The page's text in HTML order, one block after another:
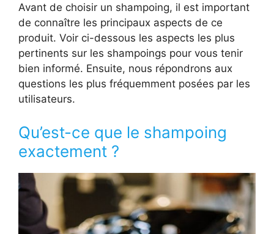
Avant de choisir un shampoing, il est important
de connaître les principaux aspects de ce
produit. Voir ci-dessous les aspects les plus
pertinents sur les shampoings pour vous tenir
bien informé. Ensuite, nous répondrons aux
questions les plus fréquemment posées par les
utilisateurs.
Qu’est-ce que le shampoing
exactement ?